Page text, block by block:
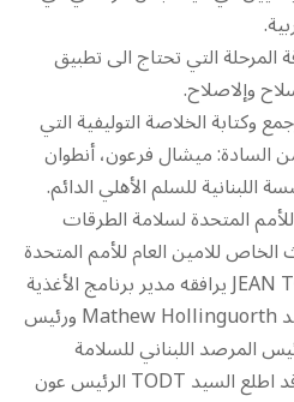
المرحلة التي تحتاج الى تطبيق
وإلاصلاح.
وكتابة الخلاصة التوليفية التي
السادة: ميشال فرعون، أنطوان
للسلم الأهلي الدائم.
المتحدة لسلامة الطرقات
للامين العام للأمم المتحدة
لسلامة الطرقات السيد JEAN TODT يرافقه مدير برنامج الأغذية
العالمي في لبنان (WFP) السيد Mathew Hollinguorth ورئيس
المرصد اللبناني للسلامة
المرورية لدى “جوستيسيا” . وقد اطلع السيد TODT الرئيس عون